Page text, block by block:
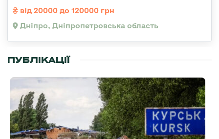
від 20000 до 120000 грн
Дніпро, Дніпропетровська область
ПУБЛІКАЦІЇ